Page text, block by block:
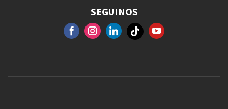
SEGUINOS
FACEBOOKGOOGLE+INSTAGRAM YOUTUBE